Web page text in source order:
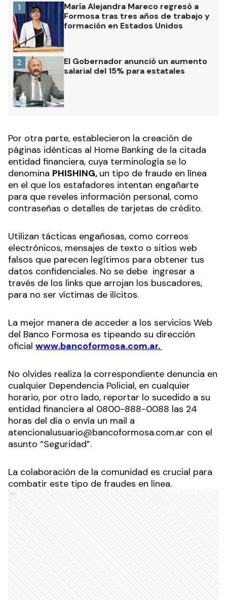
María Alejandra Mareco regresó a
Formosa tras tres años de trabajo y
formación en Estados Unidos
1
El Gobernador anunció un aumento
salarial del 15% para estatales
2
Por otra parte, establecieron la creación de
páginas idénticas al Home Banking de la citada
entidad financiera, cuya terminología se lo
denomina PHISHING, un tipo de fraude en línea
en el que los estafadores intentan engañarte
para que reveles información personal, como
contraseñas o detalles de tarjetas de crédito.
Utilizan tácticas engañosas, como correos
electrónicos, mensajes de texto o sitios web
falsos que parecen legítimos para obtener tus
datos confidenciales. No se debe ingresar a
través de los links que arrojan los buscadores,
para no ser víctimas de ilícitos.
La mejor manera de acceder a los servicios Web
del Banco Formosa es tipeando su dirección
oficial www.bancoformosa.com.ar.
No olvides realiza la correspondiente denuncia en
cualquier Dependencia Policial, en cualquier
horario, por otro lado, reportar lo sucedido a su
entidad financiera al 0800-888-0088 las 24
horas del día o envía un mail a
atencionalusuario@bancoformosa.com.ar con el
asunto “Seguridad”.
La colaboración de la comunidad es crucial para
combatir este tipo de fraudes en línea.
Ads